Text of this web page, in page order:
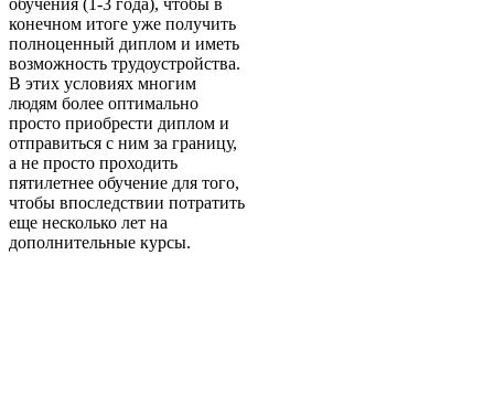
обучения (1-3 года), чтобы в
конечном итоге уже получить
полноценный диплом и иметь
возможность трудоустройства.
В этих условиях многим
людям более оптимально
просто приобрести диплом и
отправиться с ним за границу,
а не просто проходить
пятилетнее обучение для того,
чтобы впоследствии потратить
еще несколько лет на
дополнительные курсы.